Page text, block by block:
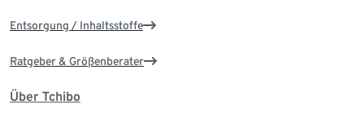
Entsorgung / Inhaltsstoffe
Ratgeber & Größenberater
Über Tchibo